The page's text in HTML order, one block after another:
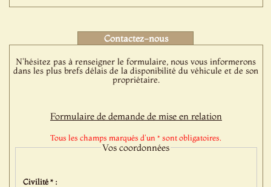
Contactez-nous
N'hésitez pas à renseigner le formulaire, nous vous informerons
dans les plus brefs délais de la disponibilité du véhicule et de son
propriétaire.
Formulaire de demande de mise en relation
Tous les champs marqués d'un * sont obligatoires.
Vos coordonnées
Civilité * :